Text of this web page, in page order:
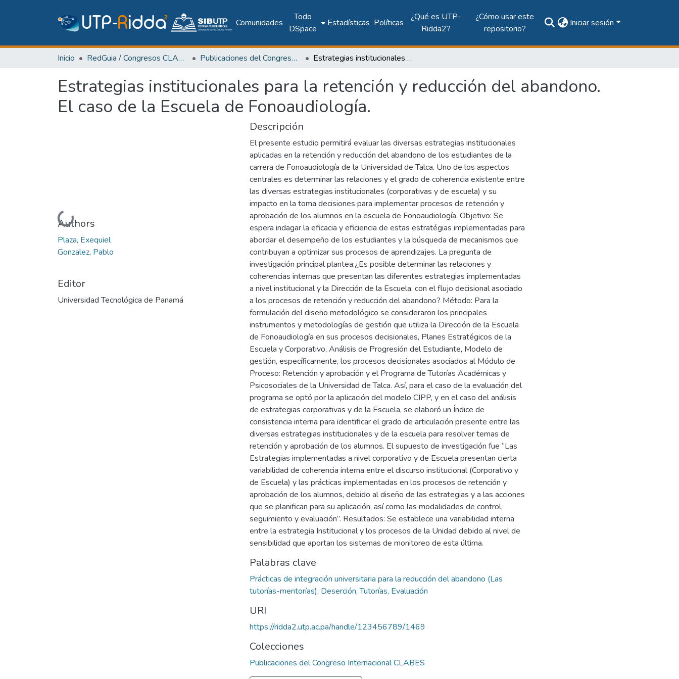
Comunidades
Todo
DSpace
Estadísticas Políticas
¿Qué es UTP-
Ridda2?
¿Cómo usar este
repositorio?
Iniciar sesión
Inicio RedGuia / Congresos CLABES Publicaciones del Congreso Internacional CLABES Estrategias institucionales para la retención y reducción del abandono. El caso de la Escuela de Fonoaudiología.
Estrategias institucionales para la retención y reducción del abandono.
El caso de la Escuela de Fonoaudiología.
Cargando...
Authors
Plaza, Exequiel
Gonzalez, Pablo
Editor
Universidad Tecnológica de Panamá
Descripción
El presente estudio permitirá evaluar las diversas estrategias institucionales
aplicadas en la retención y reducción del abandono de los estudiantes de la
carrera de Fonoaudiología de la Universidad de Talca. Uno de los aspectos
centrales es determinar las relaciones y el grado de coherencia existente entre
las diversas estrategias institucionales (corporativas y de escuela) y su
impacto en la toma decisiones para implementar procesos de retención y
aprobación de los alumnos en la escuela de Fonoaudiología. Objetivo: Se
espera indagar la eficacia y eficiencia de estas estratégias implementadas para
abordar el desempeño de los estudiantes y la búsqueda de mecanismos que
contribuyan a optimizar sus procesos de aprendizajes. La pregunta de
investigación principal plantea:¿Es posible determinar las relaciones y
coherencias internas que presentan las diferentes estrategias implementadas
a nivel institucional y la Dirección de la Escuela, con el flujo decisional asociado
a los procesos de retención y reducción del abandono? Método: Para la
formulación del diseño metodológico se consideraron los principales
instrumentos y metodologías de gestión que utiliza la Dirección de la Escuela
de Fonoaudiología en sus procesos decisionales, Planes Estratégicos de la
Escuela y Corporativo, Análisis de Progresión del Estudiante, Modelo de
gestión, específicamente, los procesos decisionales asociados al Módulo de
Proceso: Retención y aprobación y el Programa de Tutorías Académicas y
Psicosociales de la Universidad de Talca. Así, para el caso de la evaluación del
programa se optó por la aplicación del modelo CIPP, y en el caso del análisis
de estrategias corporativas y de la Escuela, se elaboró un Índice de
consistencia interna para identificar el grado de articulación presente entre las
diversas estrategias institucionales y de la escuela para resolver temas de
retención y aprobación de los alumnos. El supuesto de investigación fue “Las
Estrategias implementadas a nivel corporativo y de Escuela presentan cierta
variabilidad de coherencia interna entre el discurso institucional (Corporativo y
de Escuela) y las prácticas implementadas en los procesos de retención y
aprobación de los alumnos, debido al diseño de las estrategias y a las acciones
que se planifican para su aplicación, así como las modalidades de control,
seguimiento y evaluación”. Resultados: Se establece una variabilidad interna
entre la estrategia Institucional y los procesos de la Unidad debido al nivel de
sensibilidad que aportan los sistemas de monitoreo de esta última.
Palabras clave
Prácticas de integración universitaria para la reducción del abandono (Las
tutorías-mentorías), Deserción, Tutorías, Evaluación
URI
https://ridda2.utp.ac.pa/handle/123456789/1469
Colecciones
Publicaciones del Congreso Internacional CLABES